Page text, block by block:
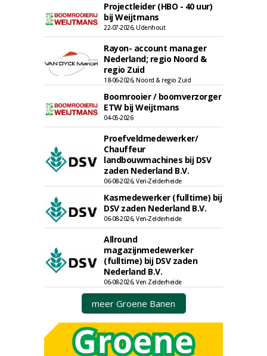
Projectleider (HBO - 40 uur)
bij Weijtmans
22-07-2026, Udenhout
Rayon- account manager
Nederland; regio Noord &
regio Zuid
18-06-2026, Noord & regio Zuid
Boomrooier / boomverzorger
ETW bij Weijtmans
04-05-2026
Proefveldmedewerker/
Chauffeur
landbouwmachines bij DSV
zaden Nederland B.V.
06-08-2026, Ven-Zelderheide
Kasmedewerker (fulltime) bij
DSV zaden Nederland B.V.
06-08-2026, Ven-Zelderheide
Allround
magazijnmedewerker
(fulltime) bij DSV zaden
Nederland B.V.
06-08-2026, Ven Zelderheide
meer Groene Banen